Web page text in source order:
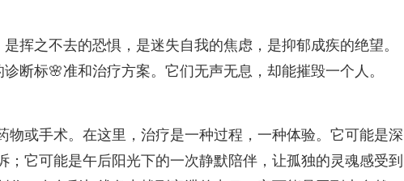
挥之不去的恐惧，是迷失自我的焦虑，是抑郁成疾的绝望。
断标🌸准和治疗方案。它们无声无息，却能摧毁一个人。
物或手术。在这里，治疗是一种过程，一种体验。它可能是深
它可能是午后阳光下的一次静默陪伴，让孤独的灵魂感受到